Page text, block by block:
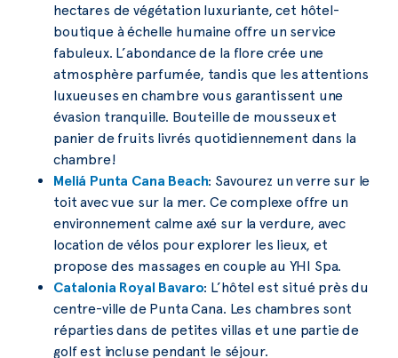
hectares de végétation luxuriante, cet hôtel-
boutique à échelle humaine offre un service
fabuleux. L’abondance de la flore crée une
atmosphère parfumée, tandis que les attentions
luxueuses en chambre vous garantissent une
évasion tranquille. Bouteille de mousseux et
panier de fruits livrés quotidiennement dans la
chambre!
Meliá Punta Cana Beach: Savourez un verre sur le
toit avec vue sur la mer. Ce complexe offre un
environnement calme axé sur la verdure, avec
location de vélos pour explorer les lieux, et
propose des massages en couple au YHI Spa.
Catalonia Royal Bavaro: L’hôtel est situé près du
centre-ville de Punta Cana. Les chambres sont
réparties dans de petites villas et une partie de
golf est incluse pendant le séjour.